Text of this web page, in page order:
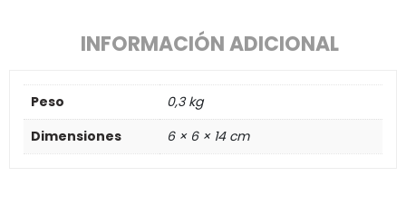
INFORMACIÓN ADICIONAL
Peso
0,3 kg
Dimensiones
6 × 6 × 14 cm